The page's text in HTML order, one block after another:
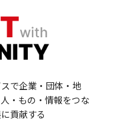
で企業・団体・地
・もの・情報をつな
貢献する